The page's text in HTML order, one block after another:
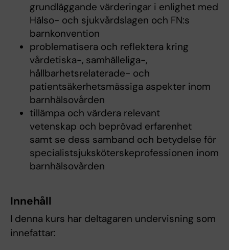
grundläggande värderingar i enlighet med
Hälso- och sjukvårdslagen och FN:s
barnkonvention
problematisera och reflektera kring
vårdetiska-, samhälleliga-,
hållbarhetsrelaterade- och
patientsäkerhetsmässiga aspekter inom
barnhälsovården
tillämpa och värdera relevant
vetenskap och beprövad erfarenhet
samt se dess samband och betydelse för
specialistsjuksköterskeprofessionen inom
barnhälsovården
Innehåll
I denna kurs har deltagaren undervisning som
innefattar: